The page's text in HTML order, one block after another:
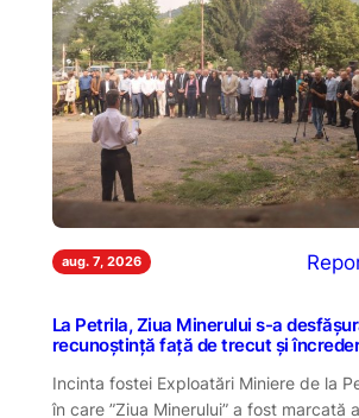
aug. 7, 2026
La Petrila, Ziua Minerului s-a
recunoștință față de trecut și
Incinta fostei Exploatări Miniere de la
în care ”Ziua Minerului” a fost marcată